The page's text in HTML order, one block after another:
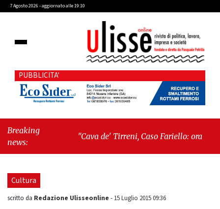
7 Agosto 2026 - aggiornato alle 19:10
PUBBLICITA'
Breaking
news:
"Cava de' Tirreni, Caso Fariello: ora torniamo
Cultura
scritto da Redazione Ulisseonline - 15 Luglio 2015 09:36